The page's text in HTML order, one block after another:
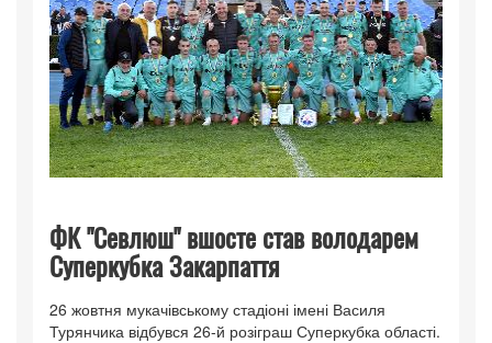
ФК "Севлюш" вшосте став володарем
Суперкубка Закарпаття
26 жовтня мукачівському стадіоні імені Василя
Турянчика відбувся 26-й розіграш Суперкубка області.